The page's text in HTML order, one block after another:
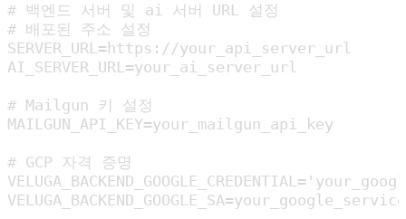
# 백엔드 서버 및 ai 서버 URL 설정
# 배포된 주소 설정
SERVER_URL=https://your_api_server_url
AI_SERVER_URL=your_ai_server_url
# Mailgun 키 설정
MAILGUN_API_KEY=your_mailgun_api_key
# GCP 자격 증명